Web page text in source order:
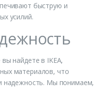
быструю и
усилий.
найдете в IKEA,
материалов, что
надежность. Мы понимаем,